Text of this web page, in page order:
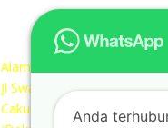
Kontak kami
Alamat kantor :
Jl Swadaya Pam No 6 Rt
Cakung, Jakarta Timur 13930
Anda